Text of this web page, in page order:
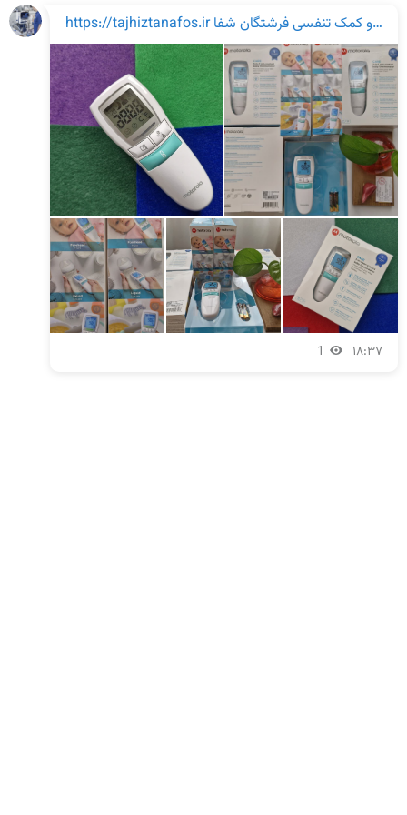
تجهیزات پزشکی و کمک تنفسی فرشتگان شفا https://tajhiztanafos.ir
1 ۱۸:۳۷